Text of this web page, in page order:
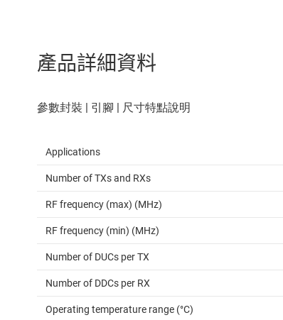
產品詳細資料
Applications
Number of TXs and RXs
RF frequency (max) (MHz)
RF frequency (min) (MHz)
Number of DUCs per TX
Number of DDCs per RX
Operating temperature range (°C)